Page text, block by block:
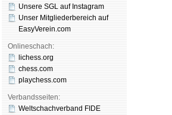
Unsere SGL auf Insta­gram
Unser Mitgliederbereich auf
EasyVerein.com
Onlineschach:
lichess.org
chess.com
playchess.com
Verbandsseiten:
Weltschachverband FIDE